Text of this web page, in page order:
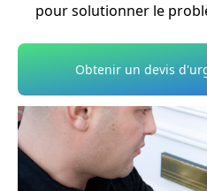
pour solutionner le
Obtenir un devis